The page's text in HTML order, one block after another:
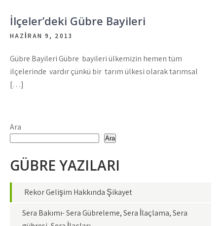
İlçeler’deki Gübre Bayileri
HAZIRAN 9, 2013
Gübre Bayileri Gübre bayileri ülkemizin hemen tüm
ilçelerinde vardır çünkü bir tarım ülkesi olarak tarımsal
[…]
Ara
Ara
GÜBRE YAZILARI
Rekor Gelişim Hakkında Şikayet
Sera Bakımı- Sera Gübreleme, Sera İlaçlama, Sera